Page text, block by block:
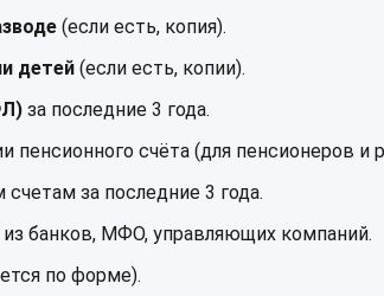
(если есть, копия).
детей (если есть, копии).
за последние 3 года.
пенсионного счёта (для пенсионеров и
счетам за последние 3 года.
из банков, МФО, управляющих компаний.
по форме).